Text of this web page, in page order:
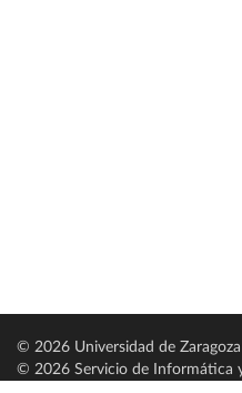
© 2026 Universidad de Zaragoza
© 2026 Servicio de Informática